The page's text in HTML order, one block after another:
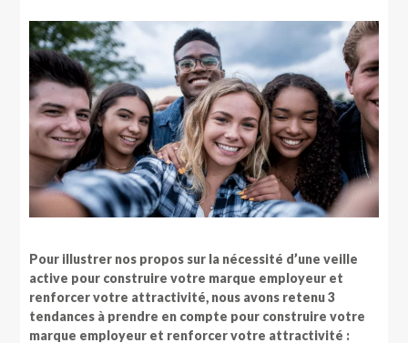
Pour illustrer nos propos sur la nécessité d’une veille
active pour construire votre marque employeur et
renforcer votre attractivité, nous avons retenu 3
tendances à prendre en compte pour construire votre
marque employeur et renforcer votre attractivité :